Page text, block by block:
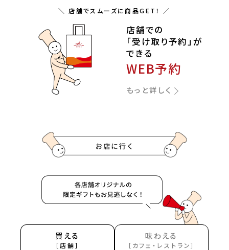
＼ 店舗でスムーズに商品GET！ ／
店舗での
「受け取り予約」が
できる
WEB予約
もっと詳しく
買える
［店舗］
味わえる
［カフェ・レストラン］